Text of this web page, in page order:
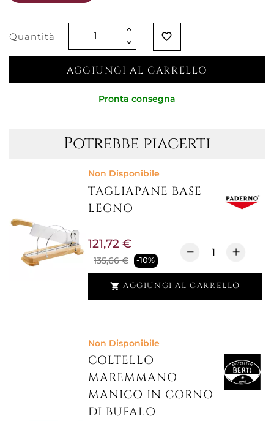
Quantità favorite_border
AGGIUNGI AL CARRELLO
Pronta consegna
Potrebbe piacerti
Non Disponibile
TAGLIAPANE BASE
LEGNO
135,66 € -10%
121,72 €
 AGGIUNGI AL CARRELLO
Non Disponibile
COLTELLO
MAREMMANO
MANICO IN CORNO
DI BUFALO